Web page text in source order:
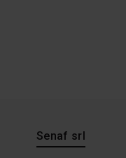
Senaf srl